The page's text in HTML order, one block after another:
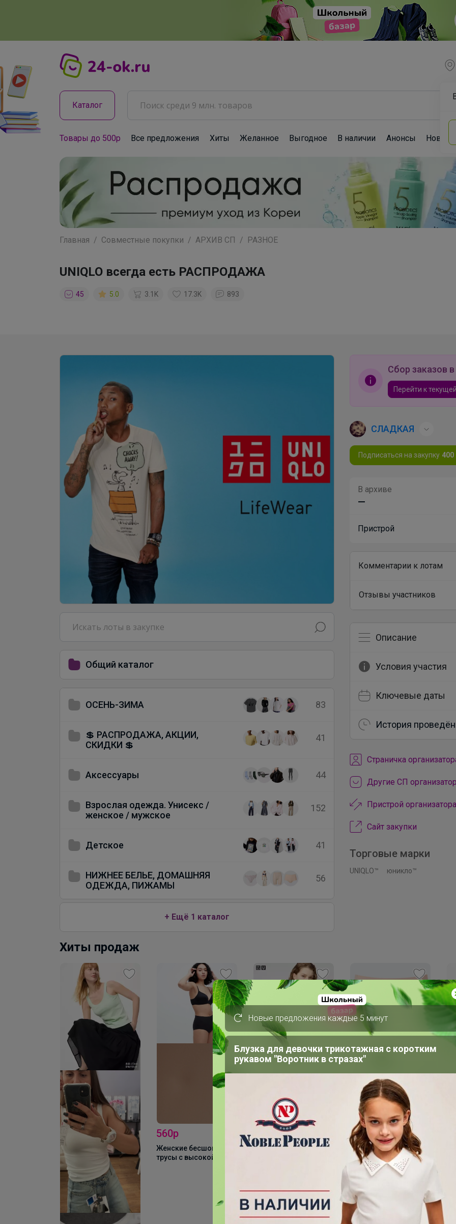
Каталог
Товары до 500р Все предложения Хиты Желанное Выгодное В наличии Анонсы Новости
Главная Совместные покупки АРХИВ СП РАЗНОЕ
UNIQLO всегда есть РАСПРОДАЖА
45 5.0 3.1K 17.3K 893
Общий каталог
ОСЕНЬ-ЗИМА 83
💲 РАСПРОДАЖА, АКЦИИ,
СКИДКИ 💲
41
Аксессуары 44
Взрослая одежда. Унисекс /
женское / мужское
152
Детское 41
НИЖНЕЕ БЕЛЬЕ, ДОМАШНЯЯ
ОДЕЖДА, ПИЖАМЫ
56
+ Ещё 1 каталог
Сбор заказов
Перейти к
СЛАДКАЯ
Подписаться на закупку 400
В архиве
—
Пристрой
Комментарии к лотам
Отзывы участников
Описание
Условия участия
Ключевые даты
История
Cтраничка
Другие СП
Пристрой
Сайт закупки
Торговые марки
UNIQLO™ юникло™
Хиты продаж
560р
Женские бесшовные
трусы с высокой
Скидка
Женская футболка с
круглым вырезом и
коротким рукавом
560р
Бесшовные трусы
AIRism (трусы с
НАЛИЧИИ 3XL 1шт
479198
Новые предложения каждые 5 минут
Блузка для девочки трикотажная с коротким
рукавом "Воротник в стразах"